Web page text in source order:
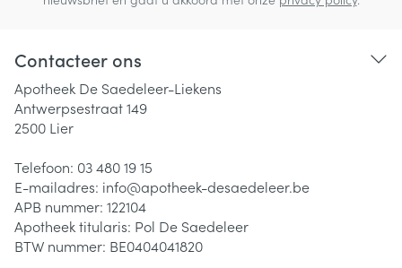
Contacteer ons
Apotheek De Saedeleer-Liekens
Antwerpsestraat 149
2500 Lier
Telefoon: 03 480 19 15
E-mailadres: info@apotheek-desaedeleer.be
APB nummer: 122104
Apotheek titularis: Pol De Saedeleer
BTW nummer: BE0404041820